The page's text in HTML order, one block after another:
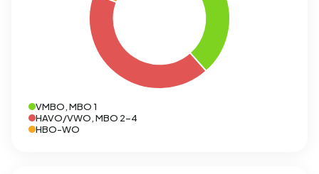
VMBO, MBO 1
HAVO/VWO, MBO 2-4
HBO-WO